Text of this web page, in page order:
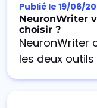
Publié le 19/06/
NeuronWriter
choisir ?
NeuronWriter
les deux outils